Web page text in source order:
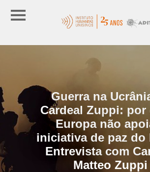
Guerra na
Cardeal Zuppi: por
Europa não
iniciativa de paz do
Entrevista com
Matteo Zuppi